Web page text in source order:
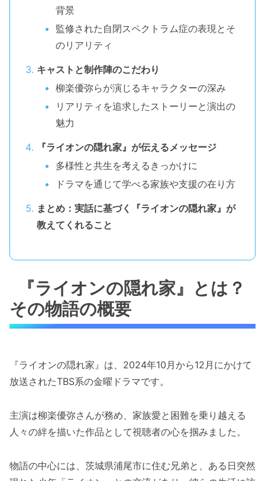
背景
監修された自閉スペクトラム症の表現とそ
のリアリティ
キャストと制作陣のこだわり
柳楽優弥らが演じるキャラクターの深み
リアリティを追求したストーリーと演出の
魅力
『ライオンの隠れ家』が伝えるメッセージ
多様性と共生を考えるきっかけに
ドラマを通じて学べる家族や支援の在り方
まとめ：実話に基づく『ライオンの隠れ家』が
教えてくれること
『ライオンの隠れ家』とは？
その物語の概要
『ライオンの隠れ家』は、2024年10月から12月にかけて
放送されたTBS系の金曜ドラマです。
主演は柳楽優弥さんが務め、家族愛と困難を乗り越える
人々の絆を描いた作品として視聴者の心を掴みました。
物語の中心には、茨城県浦尾市に住む兄弟と、ある日突然